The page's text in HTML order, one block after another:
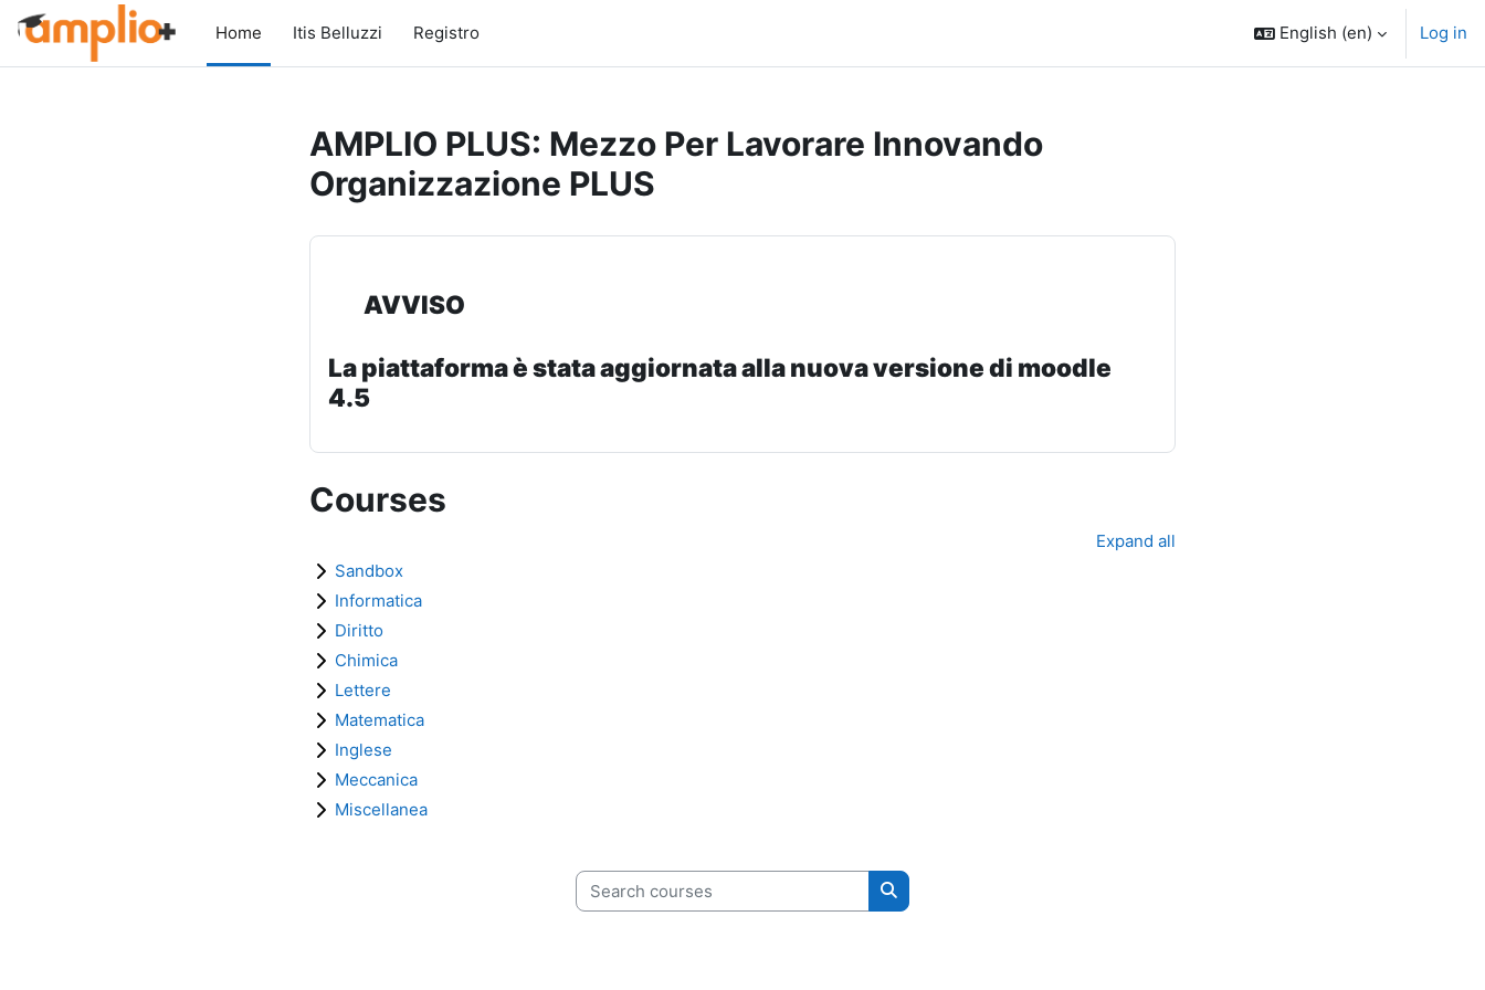
Skip to main content
Home
Itis Belluzzi Registro English ‎(en)‎ Log in
AMPLIO PLUS: Mezzo Per Lavorare Innovando
Organizzazione PLUS
AVVISO
La piattaforma è stata aggiornata alla nuova versione di moodle
4.5
Courses
Expand all
Sandbox
Informatica
Diritto
Chimica
Lettere
Matematica
Inglese
Meccanica
Miscellanea
Search courses
Search courses